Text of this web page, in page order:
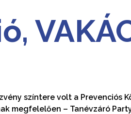
színtere volt a Prevenciós
megfelelően – Tanévzáró